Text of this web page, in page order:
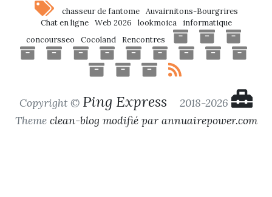
chasseur de fantome
Auvairnitons-Bourgrires
Chat en ligne
Web 2026 lookmoica
informatique
concoursseo
Cocoland Rencontres
Copyright © Ping Express
2018-2026
Theme clean-blog modifié par annuairepower.com